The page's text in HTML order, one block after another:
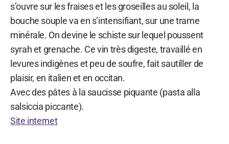
s’ouvre sur les fraises et les groseilles au soleil, la
bouche souple va en s’intensifiant, sur une trame
minérale. On devine le schiste sur lequel poussent
syrah et grenache. Ce vin très digeste, travaillé en
levures indigènes et peu de soufre, fait sautiller de
plaisir, en italien et en occitan.
Avec des pâtes à la saucisse piquante (pasta alla
salsiccia piccante).
Site internet